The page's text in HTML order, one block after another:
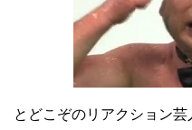
とどこぞのリアクション